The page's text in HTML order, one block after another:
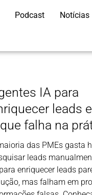
Podcast Notícias
IA para
leads
falha na
das PMEs gasta
leads
enriquecer leads
mas falham em